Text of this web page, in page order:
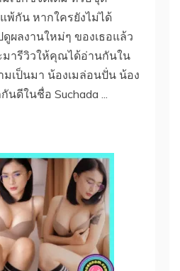
พ้กัน หากใครยังไม่ได้
ผลงานใหม่ๆ ของเธอแล้ว
มารีวิวให้คุณได้อ่านกันใน
มเป็นมา น้องเมล่อนปั่น น้อง
ดีในชื่อ Suchada ...